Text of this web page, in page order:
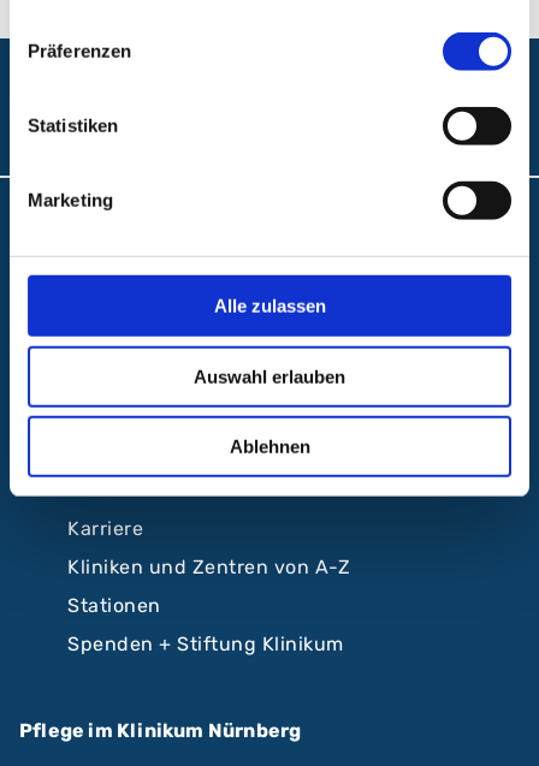
Präferenzen
Statistiken
Marketing
Alle zulassen
Auswahl erlauben
Ablehnen
A.R.Z. Ambulantes Rehabilitationszentrum
ABC Ambulantes BehandlungsCentrum
Klinikum Nürnberg
Beliebte Seiten
Karriere
Kliniken und Zentren von A-Z
Stationen
Spenden + Stiftung Klinikum
Pflege im Klinikum Nürnberg